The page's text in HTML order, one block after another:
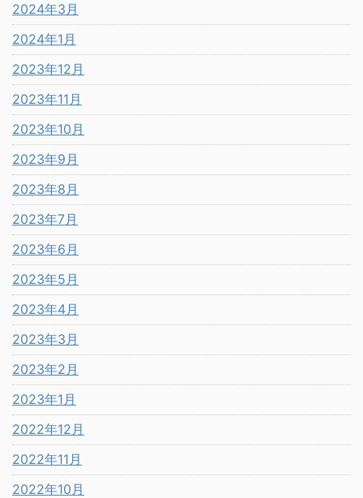
2024年3月
2024年1月
2023年12月
2023年11月
2023年10月
2023年9月
2023年8月
2023年7月
2023年6月
2023年5月
2023年4月
2023年3月
2023年2月
2023年1月
2022年12月
2022年11月
2022年10月